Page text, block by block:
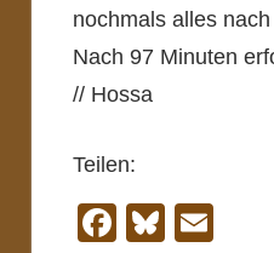
nochmals alles
Nach 97 Minuten
// Hossa
Teilen:
Facebook